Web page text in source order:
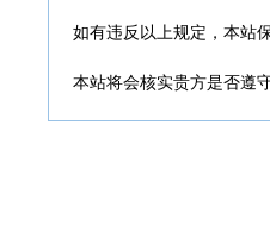
如有违反以上规定，本站
本站将会核实贵方是否遵